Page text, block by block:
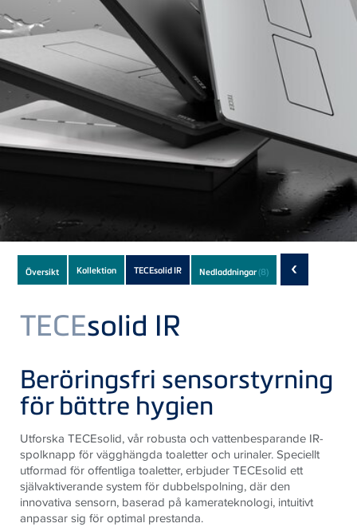
Subnavigation
of
current
Product
Översikt Kollektion TECEsolid IR Nedladdningar(8) ‹
TECEsolid IR
Beröringsfri sensorstyrning
för bättre hygien
Utforska TECEsolid, vår robusta och vattenbesparande IR-
spolknapp för vägghängda toaletter och urinaler. Speciellt
utformad för offentliga toaletter, erbjuderTECEsolid ett
självaktiverande system för dubbelspolning, där den
innovativa sensorn, baserad på kamerateknologi, intuitivt
anpassar sig för optimal prestanda.